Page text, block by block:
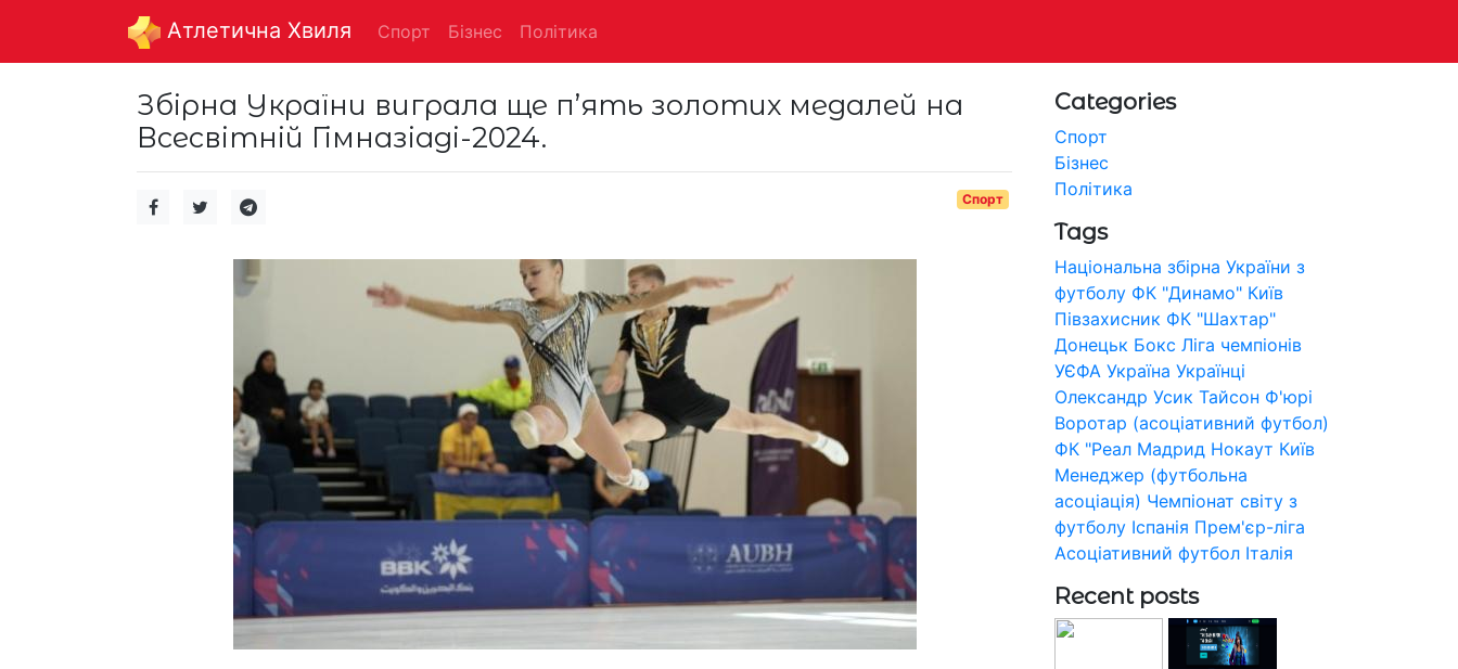
Aтлетична Хвиля Спорт Бізнес Політика
Збірна України виграла ще п’ять золотих медалей на
Всесвітній Гімназіаді-2024.
Спорт
Categories
Спорт
Бізнес
Політика
Tags
Національна збірна України з
футболу ФК "Динамо" Київ
Півзахисник ФК "Шахтар"
Донецьк Бокс Ліга чемпіонів
УЄФА Україна Українці
Олександр Усик Тайсон Ф'юрі
Воротар (асоціативний футбол)
ФК "Реал Мадрид Нокаут Київ
Менеджер (футбольна
асоціація) Чемпіонат світу з
футболу Іспанія Прем'єр-ліга
Асоціативний футбол Італія
Recent posts